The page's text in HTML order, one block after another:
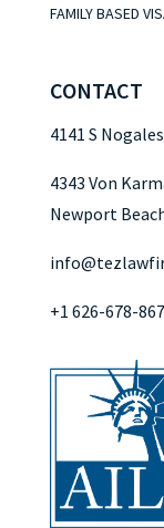
FAMILY BASED
CONTACT
4141 S
4343 Von
Newport
+1 626-678-